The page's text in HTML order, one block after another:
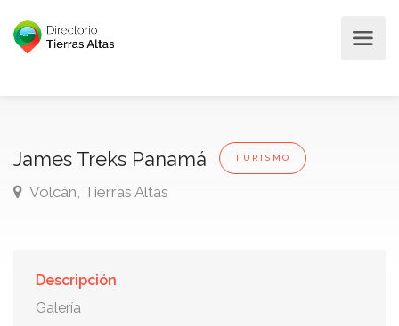
James Treks Panamá TURISMO
Volcán, Tierras Altas
Descripción
Galería